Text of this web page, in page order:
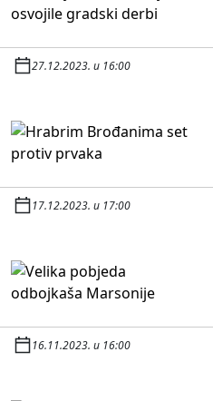
27.12.2023. u 16:00
17.12.2023. u 17:00
16.11.2023. u 16:00